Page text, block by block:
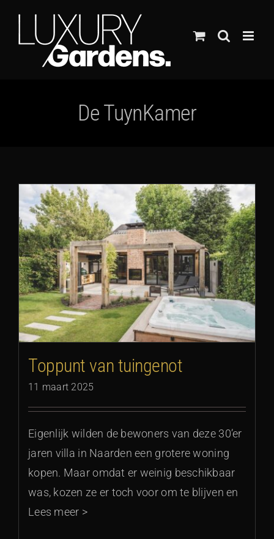
inhoud
De TuynKamer
Toppunt van tuingenot
11 maart 2025
Eigenlijk wilden de bewoners van deze 30’er
jaren villa in Naarden een grotere woning
kopen. Maar omdat er weinig beschikbaar
was, kozen ze er toch voor om te blijven en
Lees meer >